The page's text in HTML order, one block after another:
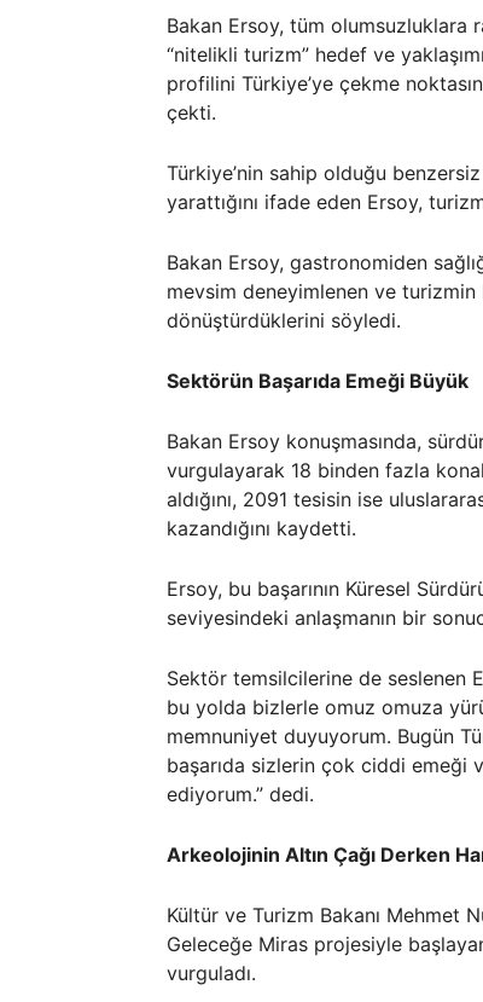
Bakan Ersoy, tüm olumsuzluklara
“nitelikli turizm” hedef ve
profilini Türkiye’ye çekme
çekti.
Türkiye’nin sahip olduğu
yarattığını ifade eden Ersoy,
Bakan Ersoy, gastronomiden
mevsim deneyimlenen ve
dönüştürdüklerini söyledi.
Sektörün Başarıda Emeği Büyük
Bakan Ersoy konuşmasında,
vurgulayarak 18 binden fazla
aldığını, 2091 tesisin ise
kazandığını kaydetti.
Ersoy, bu başarının Küresel
seviyesindeki anlaşmanın bir
Sektör temsilcilerine de seslenen
bu yolda bizlerle omuz omuza
memnuniyet duyuyorum. Bugün
başarıda sizlerin çok ciddi emeği
ediyorum.” dedi.
Arkeolojinin Altın Çağı Derken
Kültür ve Turizm Bakanı Mehmet
Geleceğe Miras projesiyle
vurguladı.